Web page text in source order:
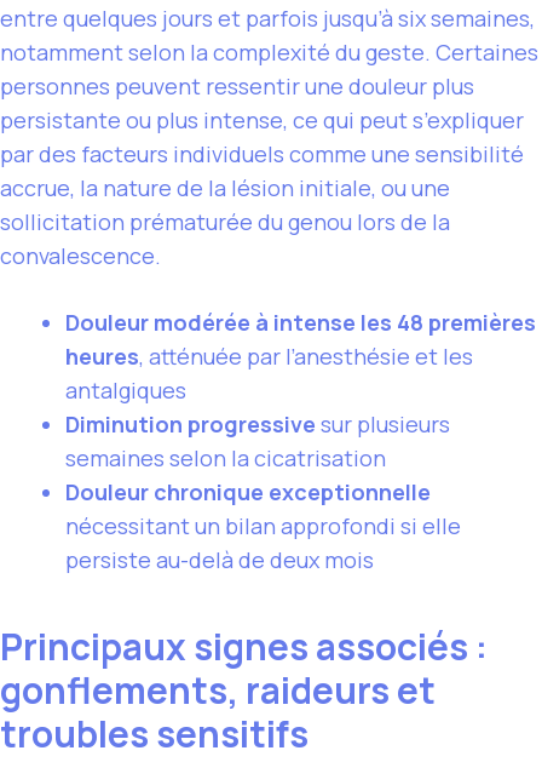
entre quelques jours et parfois jusqu’à six semaines,
notamment selon la complexité du geste. Certaines
personnes peuvent ressentir une douleur plus
persistante ou plus intense, ce qui peut s’expliquer
par des facteurs individuels comme une sensibilité
accrue, la nature de la lésion initiale, ou une
sollicitation prématurée du genou lors de la
convalescence.
Douleur modérée à intense les 48 premières
heures, atténuée par l’anesthésie et les
antalgiques
Diminution progressive sur plusieurs
semaines selon la cicatrisation
Douleur chronique exceptionnelle
nécessitant un bilan approfondi si elle
persiste au-delà de deux mois
Principaux signes associés :
gonflements, raideurs et
troubles sensitifs